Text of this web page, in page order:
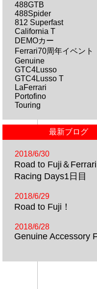
488GTB
488Spider
812 Superfast
California T
DEMOカー
Ferrari70周年イベント
Genuine
GTC4Lusso
GTC4Lusso T
LaFerrari
Portofino
Touring
最新ブログ
2018/6/30
Road to Fuji＆Ferrari
Racing Days1日目
2018/6/29
Road to Fuji！
2018/6/28
Genuine Accessory